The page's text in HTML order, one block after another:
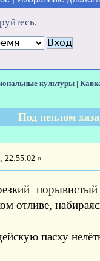
.
культуры
Под пеплом
22:55:02 »
порывистый
отливе,
пасху